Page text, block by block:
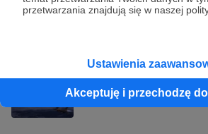
przetwarzania znajdują się w naszej
Ustawienia
Akceptuję i przechodzę
Rydz...